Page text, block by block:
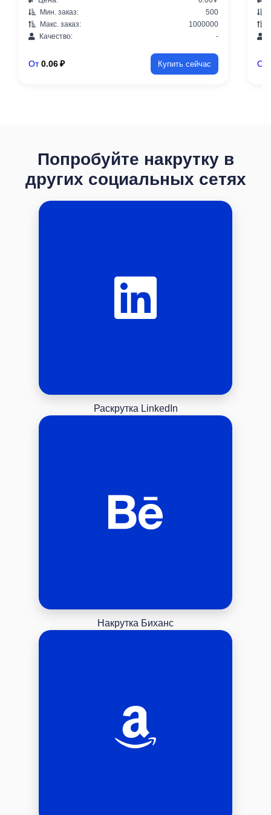
Мин. заказ:
500
Макс. заказ:
1000000
Качество:
-
От 0.06 ₽ Купить сейчас От
Попробуйте накрутку в
других социальных сетях
Раскрутка LinkedIn
Накрутка Биханс